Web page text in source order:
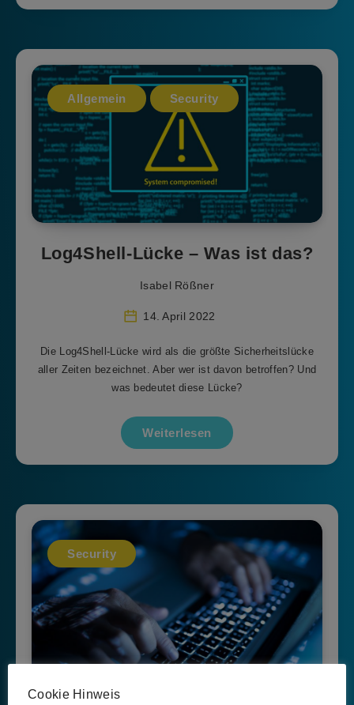
Allgemein Security
Log4Shell-Lücke – Was ist das?
Isabel Rößner
14. April 2022
Die Log4Shell-Lücke wird als die größte Sicherheitslücke
aller Zeiten bezeichnet. Aber wer ist davon betroffen? Und
was bedeutet diese Lücke?
Weiterlesen
Security
Cookie Hinweis